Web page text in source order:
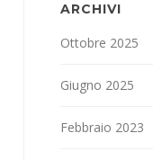
ARCHIVI
Ottobre 2025
Giugno 2025
Febbraio 2023